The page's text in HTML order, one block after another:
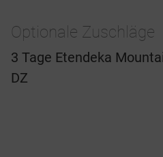
Optionale Zuschläge
3 Tage Etendeka
DZ